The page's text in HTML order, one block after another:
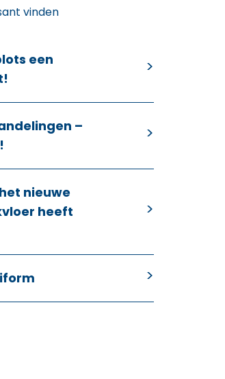
vinden
een
–
nieuwe
heeft